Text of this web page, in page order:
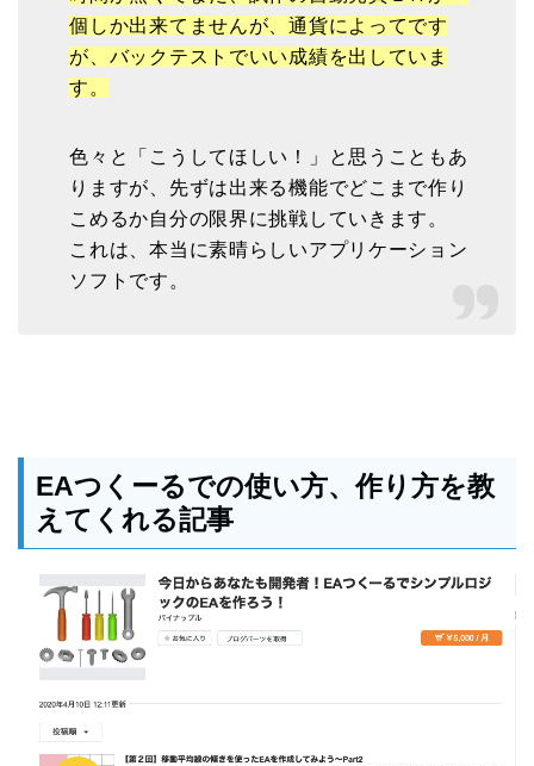
個しか出来てませんが、通貨によってです
が、バックテストでいい成績を出していま
す。
色々と「こうしてほしい！」と思うこともあ
りますが、先ずは出来る機能でどこまで作り
こめるか自分の限界に挑戦していきます。
これは、本当に素晴らしいアプリケーション
ソフトです。
EAつくーるでの使い方、作り方を教
えてくれる記事